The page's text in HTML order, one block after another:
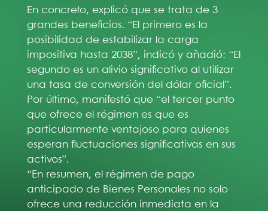
En concreto, explicó que se trata de 3
grandes beneficios. “El primero es la
posibilidad de estabilizar la carga
impositiva hasta 2038”, indicó y añadió: “El
segundo es un alivio significativo al utilizar
una tasa de conversión del dólar oficial”.
Por último, manifestó que “el tercer punto
que ofrece el régimen es que es
particularmente ventajoso para quienes
esperan fluctuaciones significativas en sus
activos”.
“En resumen, el régimen de pago
anticipado de Bienes Personales no solo
ofrece una reducción inmediata en la